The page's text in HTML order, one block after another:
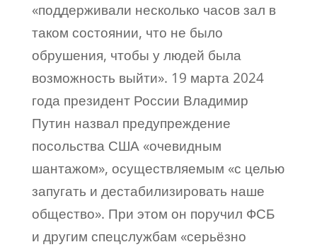
«поддерживали несколько часов зал в
таком состоянии, что не было
обрушения, чтобы у людей была
возможность выйти». 19 марта 2024
года президент России Владимир
Путин назвал предупреждение
посольства США «очевидным
шантажом», осуществляемым «с целью
запугать и дестабилизировать наше
общество». При этом он поручил ФСБ
и другим спецслужбам «серьёзно